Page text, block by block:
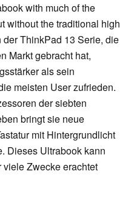
with much of the
without the traditional high
der ThinkPad 13 Serie, die
Markt gebracht hat,
als sein
meisten User zufrieden.
der siebten
bringt sie neue
mit Hintergrundlicht
Dieses Ultrabook kann
Zwecke erachtet